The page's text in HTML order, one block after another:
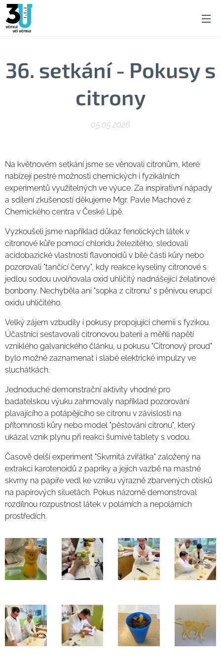
36. setkání - Pokusy s
citrony
05.05.2026
Na květnovém setkání jsme se věnovali citronům, které
nabízejí pestré možnosti chemických i fyzikálních
experimentů využitelných ve výuce. Za inspirativní nápady
a sdílení zkušeností děkujeme Mgr. Pavle Machové z
Chemického centra v České Lípě.
Vyzkoušeli jsme například důkaz fenolických látek v
citronové kůře pomocí chloridu železitého, sledovali
acidobazické vlastnosti flavonoidů v bílé části kůry nebo
pozorovali "tančící červy", kdy reakce kyseliny citronové s
jedlou sodou uvolňovala oxid uhličitý nadnášející želatinové
bonbony. Nechyběla ani "sopka z citronu" s pěnivou erupcí
oxidu uhličitého.
Velký zájem vzbudily i pokusy propojující chemii s fyzikou.
Účastníci sestavovali citronovou baterii a měřili napětí
vzniklého galvanického článku, u pokusu "Citronový proud"
bylo možné zaznamenat i slabé elektrické impulzy ve
sluchátkách.
Jednoduché demonstrační aktivity vhodné pro
badatelskou výuku zahrnovaly například pozorování
plavajícího a potápějícího se citronu v závislosti na
přítomnosti kůry nebo model "pěstování citronu", který
ukázal vznik plynu při reakci šumivé tablety s vodou.
Časově delší experiment "Skvrnitá zvířátka" založený na
extrakci karotenoidů z papriky a jejich vazbě na mastné
skvrny na papíře vedl ke vzniku výrazně zbarvených otisků
na papírových siluetách. Pokus názorně demonstroval
rozdílnou rozpustnost látek v polárních a nepolárních
prostředích.